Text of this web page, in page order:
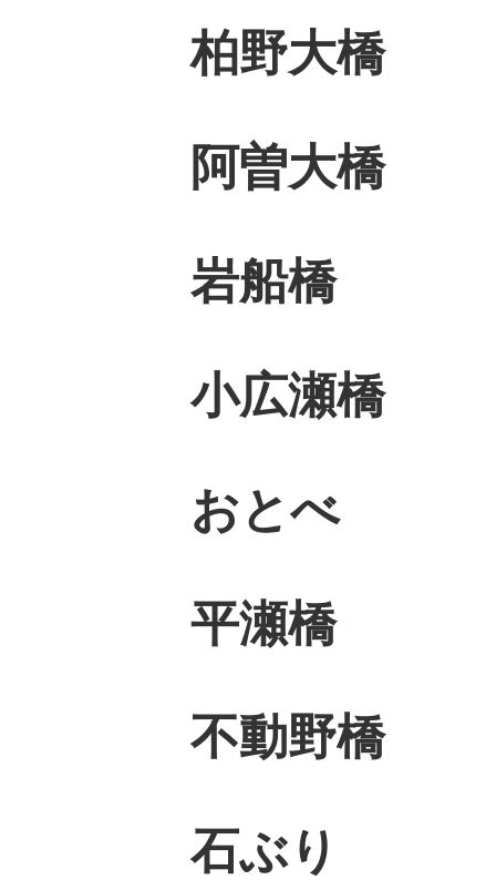
柏野大橋
阿曽大橋
岩船橋
小広瀬橋
おとべ
平瀬橋
不動野橋
石ぶり